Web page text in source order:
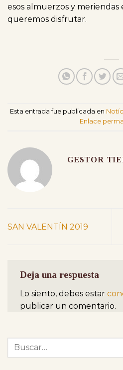
esos almuerzos y
queremos disfrutar.
Esta entrada fue publicada en
Enlace
GESTOR
SAN VALENTÍN 2019
Deja una respuesta
Lo siento, debes estar
publicar un comentario.